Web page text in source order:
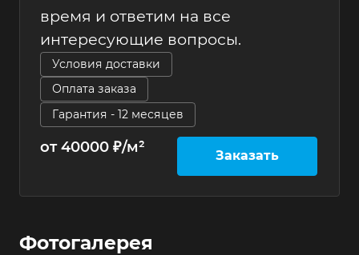
время и ответим на все
интересующие вопросы.
Условия доставки
Оплата заказа
Гарантия - 12 месяцев
от 40000 ₽/м² Заказать
Фотогалерея